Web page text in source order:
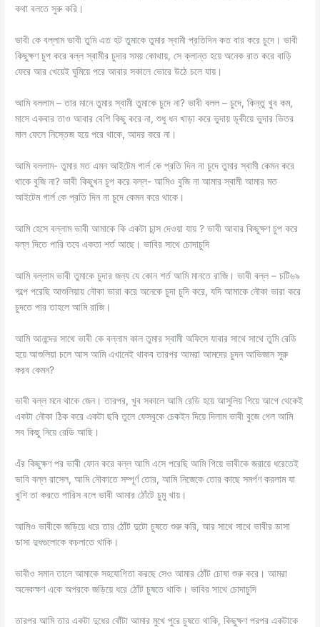
কথা বলতে সুরু করি।
ভাবী কে বল্লাম ভাবী তুমি এত হট তুমাকে তুমার স্বামী প্রতিদিন কত বার করে চুদে। ভাবী
কিছুক্ষণ চুপ করে বল্ল স্বামীর চুদার সময় কোথায়, সে ক্লান্ত হয়ে অনেক রাত করে বাড়ি
ফেরে আর খেয়েই ঘুমিয়ে পরে আবার সকালে ভোরে উঠে চলে যায়।
আমি বললাম – তার মানে তুমার স্বামী তুমাকে চুদে না? ভাবী বলল – চুদে, কিন্তু খুব কম,
মাসে একবার তাও আবার বেশি কিছু করে না, শুধু ধন খাড়া করে ভুদায় ডূকীয়ে ভুদার ভিতর
মাল ফেলে নিস্তেজ হয়ে পরে থাকে, আদর করে না।
আমি বললাম- তুমার মত এমন আইটেম গার্ল কে প্রতি দিন না চুদে তুমার স্বামী কেমন করে
থাকে বুজি না? ভাবী কিছুখন চুপ করে বল্ল- আমিও বুজি না আমার স্বামী আমার মত
আইটেম গার্ল কে প্রতি দিন না চুদে কেমন করে থাকে।
আমি হেসে বল্লাম ভাবী আমাকে কি একটা চান্স দেওয়া যায় ? ভাবী আবার কিছুক্ষণ চুপ করে
বল্ল দিতে পারি তবে একতা শর্ত আছে। ভাবির সাথে চোদাচুদি
আমি বল্লাম ভাবী তুমাকে চুদার জন্য যে কোন শর্ত আমি মানতে রাজি। ভাবী বল্ল – চটি৬৯
গল্পে পরেছি আশুলিয়ায় নৌকা ভারা করে অনেকে চুদা চুদি করে, যদি আমাকে নৌকা ভারা করে
চুদতে পার তাহলে আমি রাজি।
আমি আনন্দের সাথে ভাবী কে বল্লাম কাল তুমার স্বামী অফিসে যাবার সাথে সাথে তুমি রেডি
হয়ে আশুলিয়া চলে আস আমি এখানেই থাকব তারপর আমরা আমদের চুদন আভিজান সুরু
করব কেমন?
ভাবী বল্ল মনে থাকে জেন। তারপর, খুব সকালে আমি রেডি হয়ে আসুলিয় গিয়ে আগে থেকেই
একটা নৌকা ঠিক করে একটা ছবি তুলে ফেসবুকে চেকইন দিয়ে দিলাম ভাবী বুজে গেল আমি
সব কিছু নিয়ে রেডি আছি।
এঁর কিছুক্ষণ পর ভাবী ফোন করে বল্ল আমি এসে পরেছি আমি গিয়ে ভাবীকে জরায়ে ধরেতেই
ভাবি বল্ল রাসেল, আমি নৌকাতে সম্পূর্ণ তোর, আমি নিজেকে তোর কাছে সমর্পণ করলাম যা
খুশি তা করতে পারিস বলে ভাবী আমার ঠোঁটে চুমু খায়।
আমিও ভাবীকে জড়িয়ে ধরে তার ঠোঁট দুটো চুষতে শুরু করি, আর সাথে সাথে ভাবীর ডাসা
ডাসা দুধগুলোকে কচলাতে থাকি।
ভাবীও সমান তালে আমাকে সহযোগিতা করছে সেও আমার ঠোঁট চোষা শুরু করে। আমরা
অনেকক্ষণ একে অপরকে জড়িয়ে ধরে ঠোঁট চুষতে থাকি। ভাবির সাথে চোদাচুদি
তারপর আমি তার একটা দুধের বোঁটা আমার মুখে পুরে চুষতে থাকি, কিছুক্ষণ পরপর একটাকে